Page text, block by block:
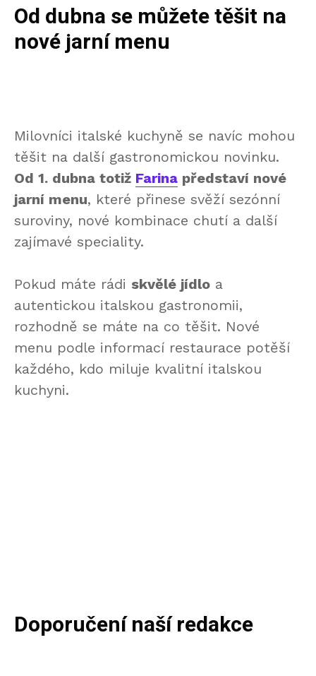
Od dubna se můžete těšit na
nové jarní menu
Milovníci italské kuchyně se navíc mohou
těšit na další gastronomickou novinku.
Od 1. dubna totiž Farina představí nové
jarní menu, které přinese svěží sezónní
suroviny, nové kombinace chutí a další
zajímavé speciality.
Pokud máte rádi skvělé jídlo a
autentickou italskou gastronomii,
rozhodně se máte na co těšit. Nové
menu podle informací restaurace potěší
každého, kdo miluje kvalitní italskou
kuchyni.
Doporučení naší redakce